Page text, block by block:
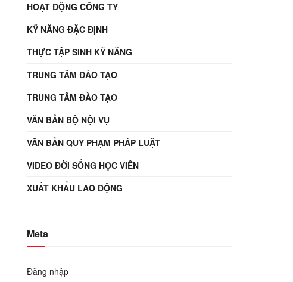
HOẠT ĐỘNG CÔNG TY
KỸ NĂNG ĐẶC ĐỊNH
THỰC TẬP SINH KỸ NĂNG
TRUNG TÂM ĐÀO TẠO
TRUNG TÂM ĐÀO TẠO
VĂN BẢN BỘ NỘI VỤ
VĂN BẢN QUY PHẠM PHÁP LUẬT
VIDEO ĐỜI SỐNG HỌC VIÊN
XUẤT KHẨU LAO ĐỘNG
Meta
Đăng nhập